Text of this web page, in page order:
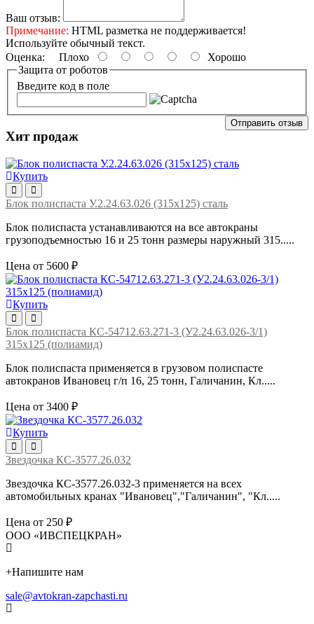
Ваш отзыв:
Примечание: HTML разметка не поддерживается!
Используйте обычный текст.
Оценка: Плохо
Хорошо
Защита от роботов
Введите код в поле
Отправить отзыв
Хит продаж
Купить
Блок полиспаста У.2.24.63.026 (315х125) сталь
Блок полиспаста устанавливаются на все автокраны
грузоподъемностью 16 и 25 тонн размеры наружный 315.....
Цена от 5600 ₽
Купить
Блок полиспаста КС-54712.63.271-3 (У2.24.63.026-3/1)
315х125 (полиамид)
Блок полиспаста применяется в грузовом полиспасте
автокранов Ивановец г/п 16, 25 тонн, Галичанин, Кл.....
Цена от 3400 ₽
Купить
Звездочка КС-3577.26.032
Звездочка КС-3577.26.032-3 применяется на всех
автомобильных кранах "Ивановец","Галичанин", "Кл.....
Цена от 250 ₽
ООО «ИВСПЕЦКРАН»
+Напишите нам
sale@avtokran-zapchasti.ru